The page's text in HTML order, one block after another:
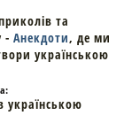
та
- Анекдоти, де ми
українською
українською